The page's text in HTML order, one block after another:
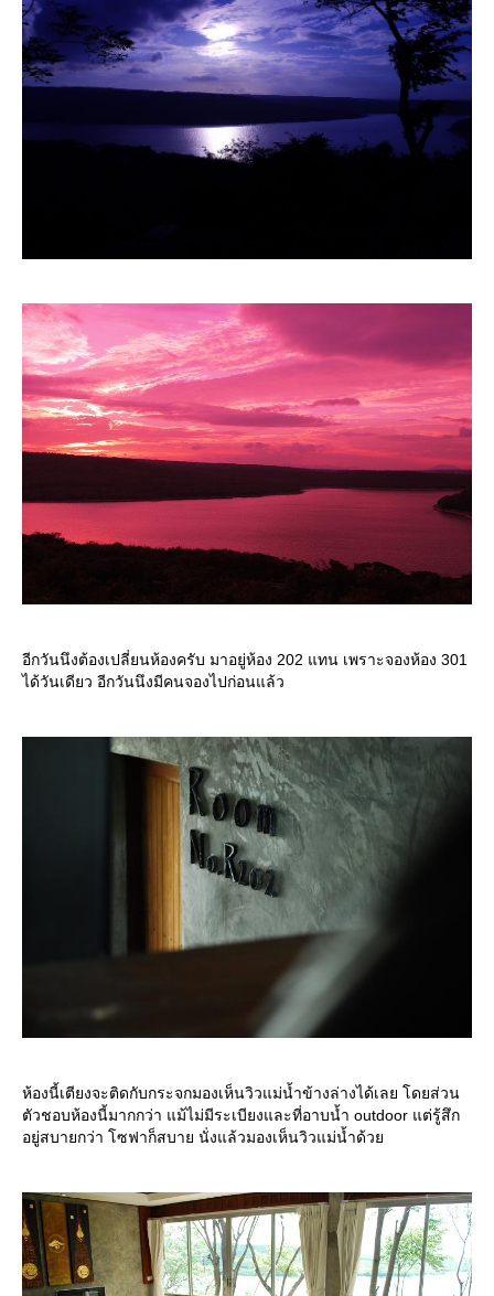
อีกวันนึงต้องเปลี่ยนห้องครับ มาอยู่ห้อง 202 แทน เพราะจองห้อง 301
ได้วันเดียว อีกวันนึงมีคนจองไปก่อนแล้ว
ห้องนี้เตียงจะติดกับกระจกมองเห็นวิวแม่น้ำข้างล่างได้เลย โดยส่วน
ตัวชอบห้องนี้มากกว่า แม้ไม่มีระเบียงและที่อาบน้ำ outdoor แต่รู้สึก
อยู่สบายกว่า โซฟาก็สบาย นั่งแล้วมองเห็นวิวแม่น้ำด้ว